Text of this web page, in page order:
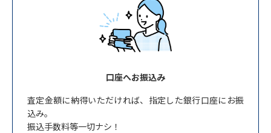
口座へお振込み
査定金額に納得いただければ、指定した銀行口座にお振
込み。
振込手数料等一切ナシ！